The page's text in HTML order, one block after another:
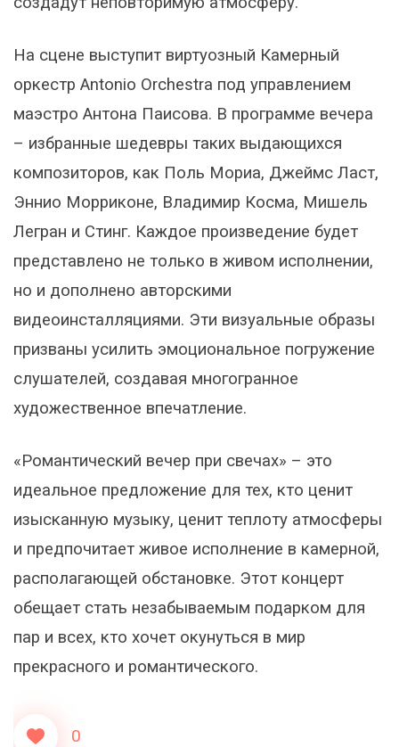
На сцене выступит виртуозный Камерный
оркестр Antonio Orchestra под управлением
маэстро Антона Паисова. В программе вечера
– избранные шедевры таких выдающихся
композиторов, как Поль Мориа, Джеймс Ласт,
Эннио Морриконе, Владимир Косма, Мишель
Легран и Стинг. Каждое произведение будет
представлено не только в живом исполнении,
но и дополнено авторскими
видеоинсталляциями. Эти визуальные образы
призваны усилить эмоциональное погружение
слушателей, создавая многогранное
художественное впечатление.
«Романтический вечер при свечах» – это
идеальное предложение для тех, кто ценит
изысканную музыку, ценит теплоту атмосферы
и предпочитает живое исполнение в камерной,
располагающей обстановке. Этот концерт
обещает стать незабываемым подарком для
пар и всех, кто хочет окунуться в мир
прекрасного и романтического.
0